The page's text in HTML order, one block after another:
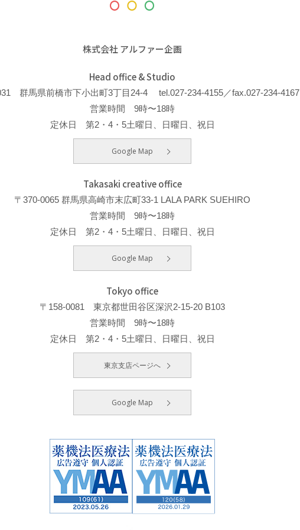
株式会社 アルファー企画
Head office & Studio
群馬県前橋市下小出町3丁目24-4
tel.027-234-4155／fax.027-234-4167
営業時間 9時〜18時
定休日 第2・4・5土曜日、日曜日、祝日
Google Map
Takasaki creative office
〒370-0065 群馬県高崎市末広町33-1 LALA PARK SUEHIRO
営業時間 9時〜18時
定休日 第2・4・5土曜日、日曜日、祝日
Google Map
Tokyo office
〒158-0081 東京都世田谷区深沢2-15-20 B103
営業時間 9時〜18時
定休日 第2・4・5土曜日、日曜日、祝日
東京支店ページへ
Google Map